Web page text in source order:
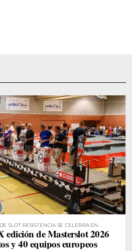
SLOT RESISTENCIA SE CELEBRA EN
edición de Masterslot 2026
y 40 equipos europeos